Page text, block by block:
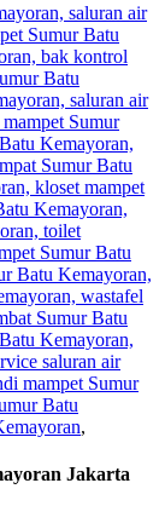
saluran air
Sumur Batu
bak kontrol
Batu
saluran air
Sumur
Kemayoran,
Sumur Batu
kloset mampet
Kemayoran,
toilet
Sumur Batu
Batu Kemayoran,
wastafel
Sumur Batu
Kemayoran,
saluran air
mampet Sumur
Batu
,
Jakarta